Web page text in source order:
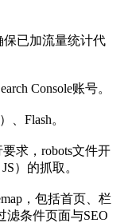
保已加流量统计代
Console账号。
、Flash。
求，robots文件开
）的抓取。
，包括首页、栏
滤条件页面与SEO